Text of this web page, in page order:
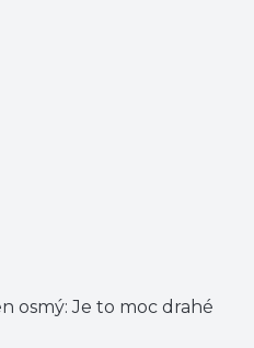
osmý: Je to moc drahé